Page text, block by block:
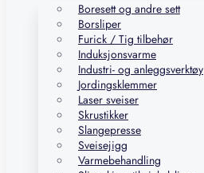
Boresett og andre sett
Borsliper
Furick / Tig tilbehør
Induksjonsvarme
Industri- og anleggsverktøy
Jordingsklemmer
Laser sveiser
Skrustikker
Slangepresse
Sveisejigg
Varmebehandling